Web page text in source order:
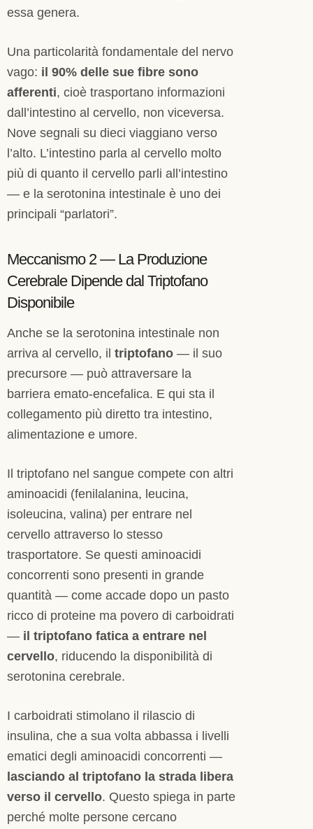
essa genera.
Una particolarità fondamentale del nervo
vago: il 90% delle sue fibre sono
afferenti, cioè trasportano informazioni
dall’intestino al cervello, non viceversa.
Nove segnali su dieci viaggiano verso
l’alto. L’intestino parla al cervello molto
più di quanto il cervello parli all’intestino
— e la serotonina intestinale è uno dei
principali “parlatori”.
Meccanismo 2 — La Produzione
Cerebrale Dipende dal Triptofano
Disponibile
Anche se la serotonina intestinale non
arriva al cervello, il triptofano — il suo
precursore — può attraversare la
barriera emato-encefalica. E qui sta il
collegamento più diretto tra intestino,
alimentazione e umore.
Il triptofano nel sangue compete con altri
aminoacidi (fenilalanina, leucina,
isoleucina, valina) per entrare nel
cervello attraverso lo stesso
trasportatore. Se questi aminoacidi
concorrenti sono presenti in grande
quantità — come accade dopo un pasto
ricco di proteine ma povero di carboidrati
— il triptofano fatica a entrare nel
cervello, riducendo la disponibilità di
serotonina cerebrale.
I carboidrati stimolano il rilascio di
insulina, che a sua volta abbassa i livelli
ematici degli aminoacidi concorrenti —
lasciando al triptofano la strada libera
verso il cervello. Questo spiega in parte
perché molte persone cercano